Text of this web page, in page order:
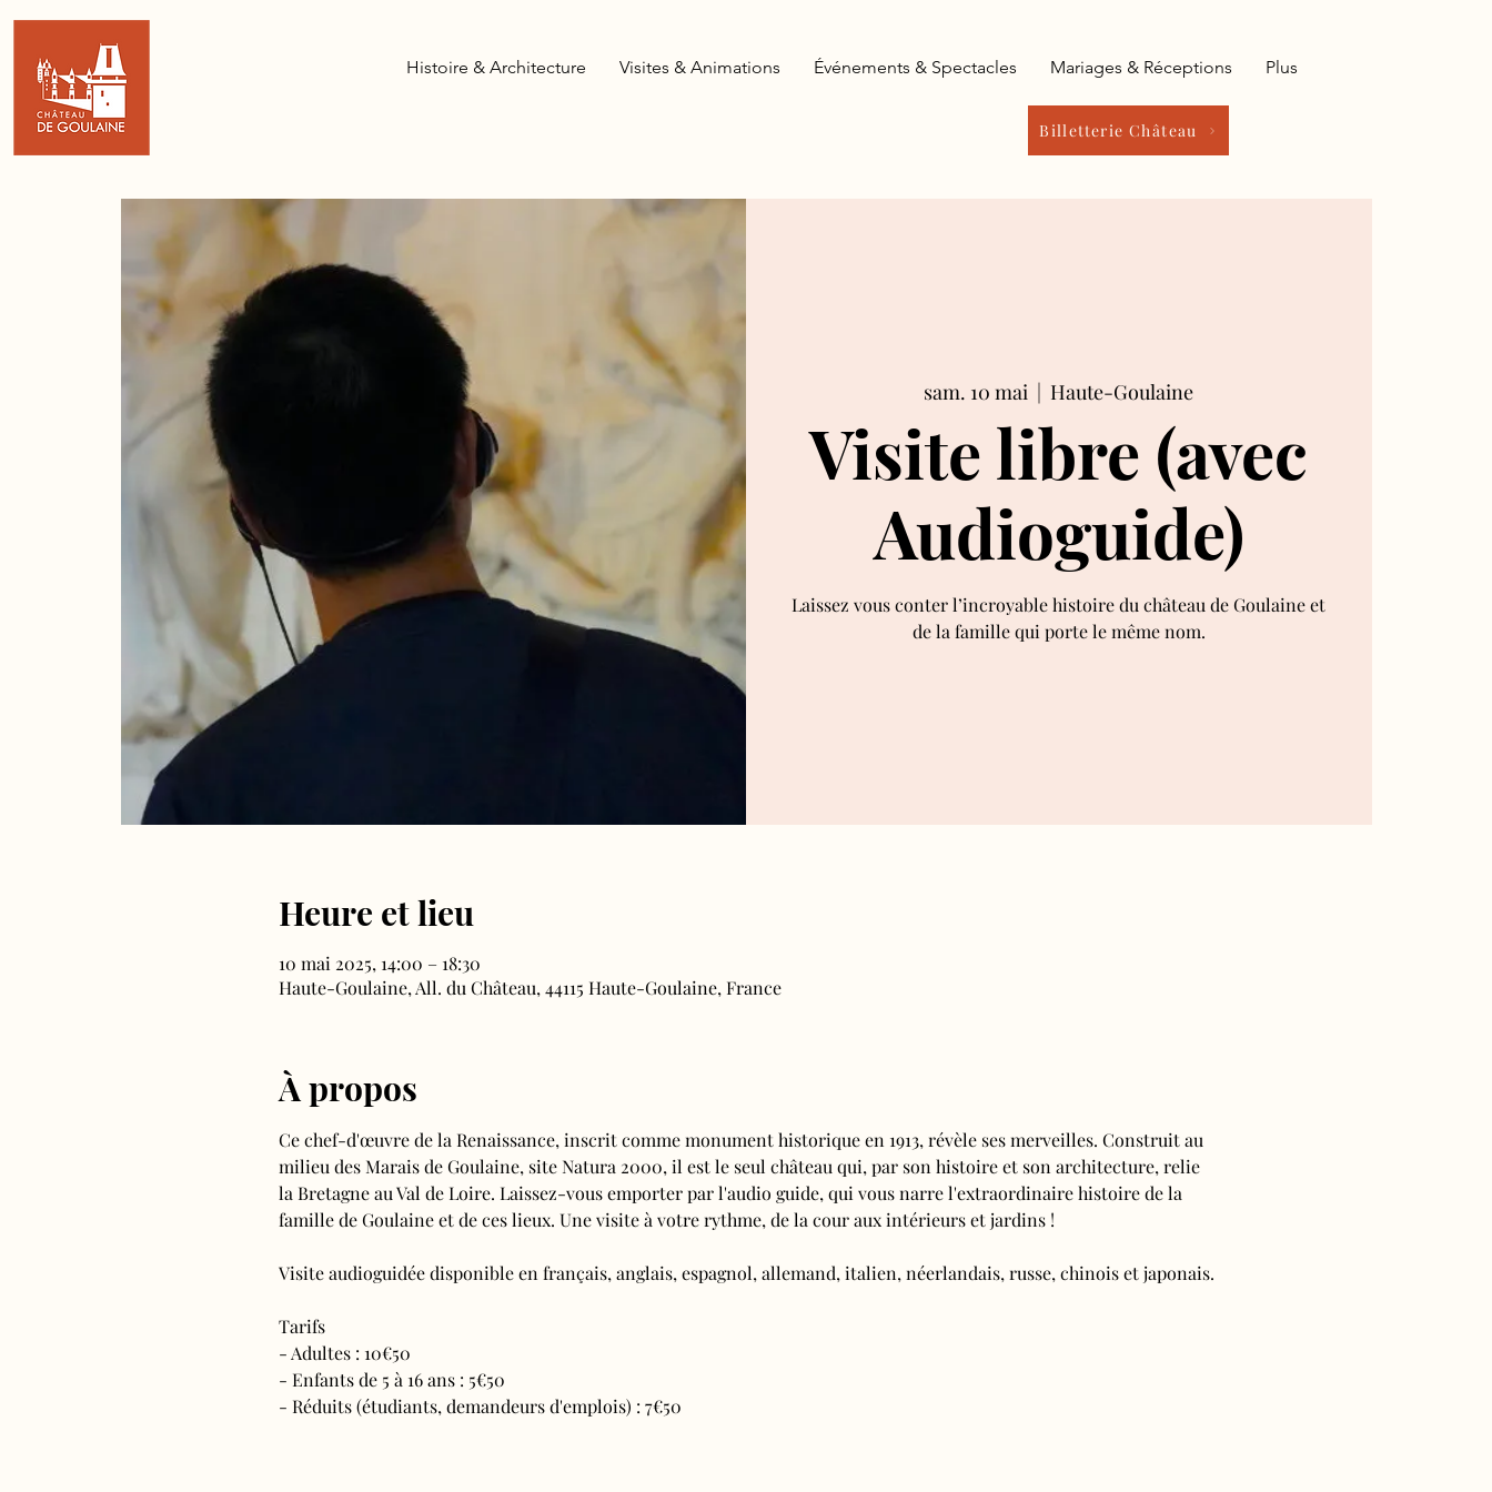
Billetterie Château
Histoire & Architecture Visites & Animations Événements & Spectacles Mariages & Réceptions Plus
sam. 10 mai
  |
Haute-Goulaine
Visite libre (avec
Audioguide)
Laissez vous conter l’incroyable histoire du château de Goulaine et
de la famille qui porte le même nom.
Heure et lieu
10 mai 2025, 14:00 – 18:30
Haute-Goulaine, All. du Château, 44115 Haute-Goulaine, France
À propos
Ce chef-d'œuvre de la Renaissance, inscrit comme monument historique en 1913, révèle ses merveilles. Construit au
milieu des Marais de Goulaine, site Natura 2000, il est le seul château qui, par son histoire et son architecture, relie
la Bretagne au Val de Loire. Laissez-vous emporter par l'audio guide, qui vous narre l'extraordinaire histoire de la
famille de Goulaine et de ces lieux. Une visite à votre rythme, de la cour aux intérieurs et jardins !
Visite audioguidée disponible en français, anglais, espagnol, allemand, italien, néerlandais, russe, chinois et japonais.
Tarifs
- Adultes : 10€50
- Enfants de 5 à 16 ans : 5€50
- Réduits (étudiants, demandeurs d'emplois) : 7€50